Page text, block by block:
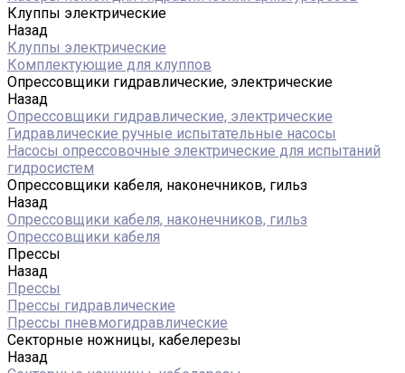
Клуппы электрические
Назад
Клуппы электрические
Комплектующие для клуппов
Опрессовщики гидравлические, электрические
Назад
Опрессовщики гидравлические, электрические
Гидравлические ручные испытательные насосы
Насосы опрессовочные электрические для испытаний
гидросистем
Опрессовщики кабеля, наконечников, гильз
Назад
Опрессовщики кабеля, наконечников, гильз
Опрессовщики кабеля
Прессы
Назад
Прессы
Прессы гидравлические
Прессы пневмогидравлические
Секторные ножницы, кабелерезы
Назад